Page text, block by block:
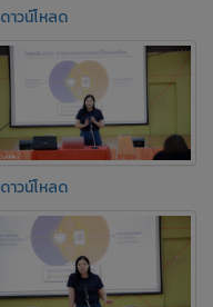
ดาวน์โหลด
ดาวน์โหลด